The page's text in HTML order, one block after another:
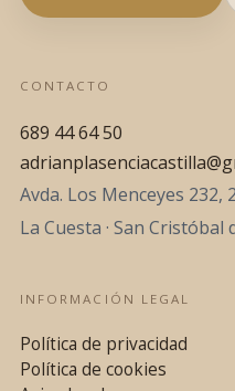
CONTACTO
689 44 64 50
Avda. Los Menceyes 232,
La Cuesta · San Cristóbal
INFORMACIÓN LEGAL
Política de privacidad
Política de cookies